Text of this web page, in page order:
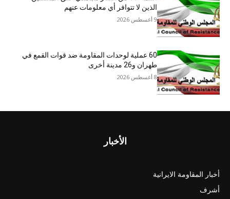
الذين لا تتوافر أي معلومات عنهم
9 أغسطس 2026
60 عملية لوحدات المقاومة ضد قوات القمع في
طهران و26 مدينة أخرى
8 أغسطس 2026
الأخبار
أخبار المقاومة الايرانية
أشرف